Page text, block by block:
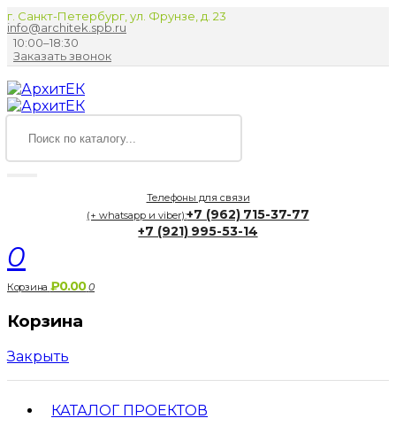
г. Санкт-Петербург, ул. Фрунзе, д. 23
info@architek.spb.ru
10:00–18:30
Заказать звонок
Телефоны для связи
(+ whatsapp и viber):+7 (962) 715-37-77
+7 (921) 995-53-14
0
Корзина ₽0.000
Корзина
Закрыть
КАТАЛОГ ПРОЕКТОВ